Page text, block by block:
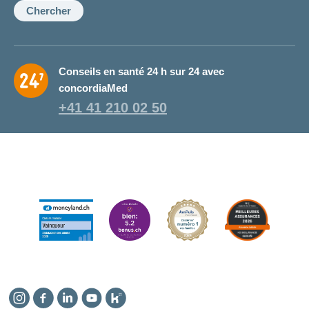
conseillère:
Chercher
Conseils en santé 24 h sur 24 avec
concordiaMed
+41 41 210 02 50
Instagram
Facebook
LinkedinYouTube
Kununu